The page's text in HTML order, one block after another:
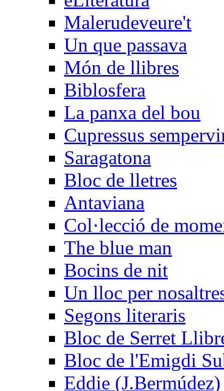
Malerudeveure't
Un que passava
Món de llibres
Biblosfera
La panxa del bou
Cupressus
Saragatona
Bloc de lletres
Antaviana
Col·lecció de
The blue man
Bocins de nit
Un lloc per
Segons literaris
Bloc de Serret
Bloc de l'Emigdi
Eddie (J.Bermúdez)